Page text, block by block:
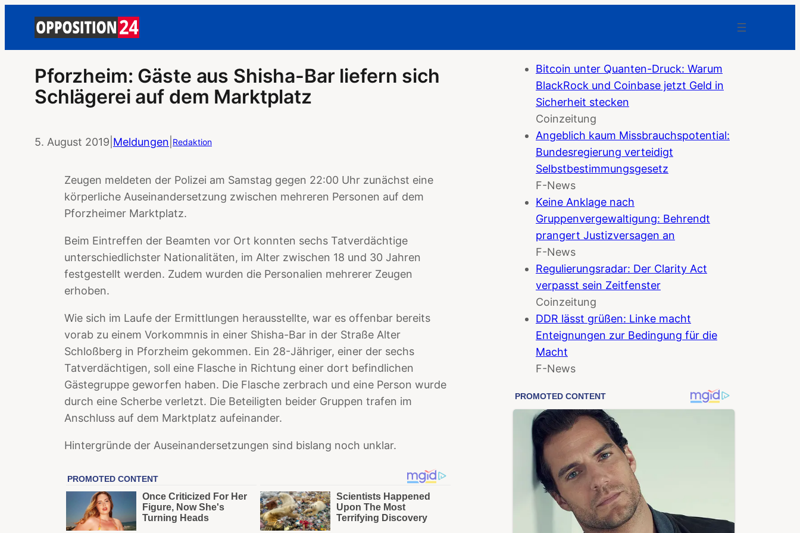
Pforzheim: Gäste aus Shisha-Bar liefern sich
Schlägerei auf dem Marktplatz
5. August 2019 Meldungen Redaktion
Zeugen meldeten der Polizei am Samstag gegen 22:00 Uhr zunächst eine
körperliche Auseinandersetzung zwischen mehreren Personen auf dem
Pforzheimer Marktplatz.
Beim Eintreffen der Beamten vor Ort konnten sechs Tatverdächtige
unterschiedlichster Nationalitäten, im Alter zwischen 18 und 30 Jahren
festgestellt werden. Zudem wurden die Personalien mehrerer Zeugen
erhoben.
Wie sich im Laufe der Ermittlungen herausstellte, war es offenbar bereits
vorab zu einem Vorkommnis in einer Shisha-Bar in der Straße Alter
Schloßberg in Pforzheim gekommen. Ein 28-Jähriger, einer der sechs
Tatverdächtigen, soll eine Flasche in Richtung einer dort befindlichen
Gästegruppe geworfen haben. Die Flasche zerbrach und eine Person wurde
durch eine Scherbe verletzt. Die Beteiligten beider Gruppen trafen im
Anschluss auf dem Marktplatz aufeinander.
Hintergründe der Auseinandersetzungen sind bislang noch unklar.
Bitcoin unter Quanten-Druck: Warum
BlackRock und Coinbase jetzt Geld in
Sicherheit stecken
Coinzeitung
Angeblich kaum Missbrauchspotential:
Bundesregierung verteidigt
Selbstbestimmungsgesetz
F-News
Keine Anklage nach
Gruppenvergewaltigung: Behrendt
prangert Justizversagen an
F-News
Regulierungsradar: Der Clarity Act
verpasst sein Zeitfenster
Coinzeitung
DDR lässt grüßen: Linke macht
Enteignungen zur Bedingung für die
Macht
F-News